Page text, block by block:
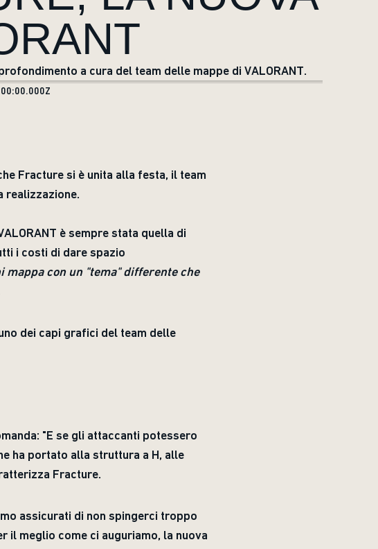
a cura del team delle mappe di VALORANT.
Fracture si è unita alla festa, il team
realizzazione.
è sempre stata quella di
i costi di dare spazio
mappa con un "tema" differente che
dei capi grafici del team delle
"E se gli attaccanti potessero
ha portato alla struttura a H, alle
Fracture.
assicurati di non spingerci troppo
il meglio come ci auguriamo, la nuova